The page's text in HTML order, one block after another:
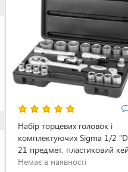
Набір торцевих головок і
комплектуючих Sigma 1/2
21 предмет, пластиковий
Немає в наявності